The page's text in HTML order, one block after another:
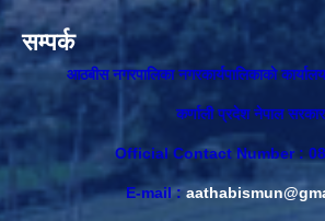
सम्पर्क
आठबीस नगरपालिका नगरकार्यपालिकाकाे
कर्णाली प्रदेश नेपाल सरकार
Official Contact Number :
E-mail :